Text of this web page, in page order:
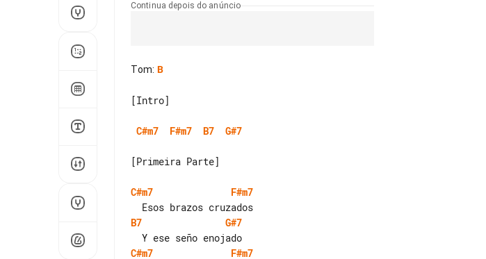
Continua depois do anúncio
Tom: B
[Intro]
C#m7 F#m7 B7 G#7
[Primeira Parte]
C#m7
F#m7
B7
G#7
C#m7
F#m7